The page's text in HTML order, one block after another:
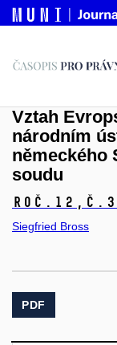
Vztah
národním
německého
soudu
Roč.12, č.3
Siegfried Bross
PDF